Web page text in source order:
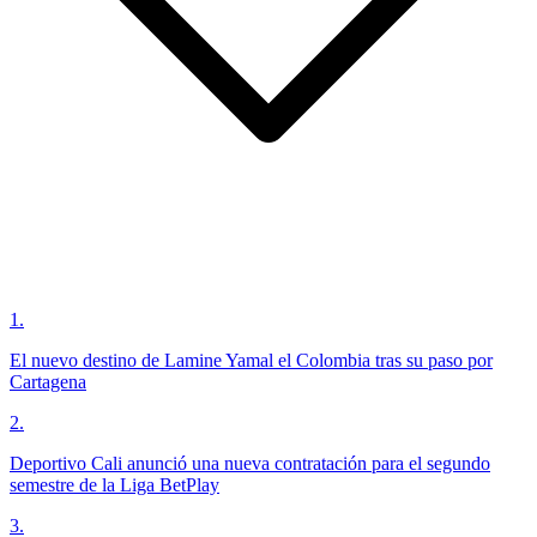
1 .
El nuevo destino de Lamine Yamal el Colombia tras su paso por
Cartagena
2.
Deportivo Cali anunció una nueva contratación para el segundo
semestre de la Liga BetPlay
3.